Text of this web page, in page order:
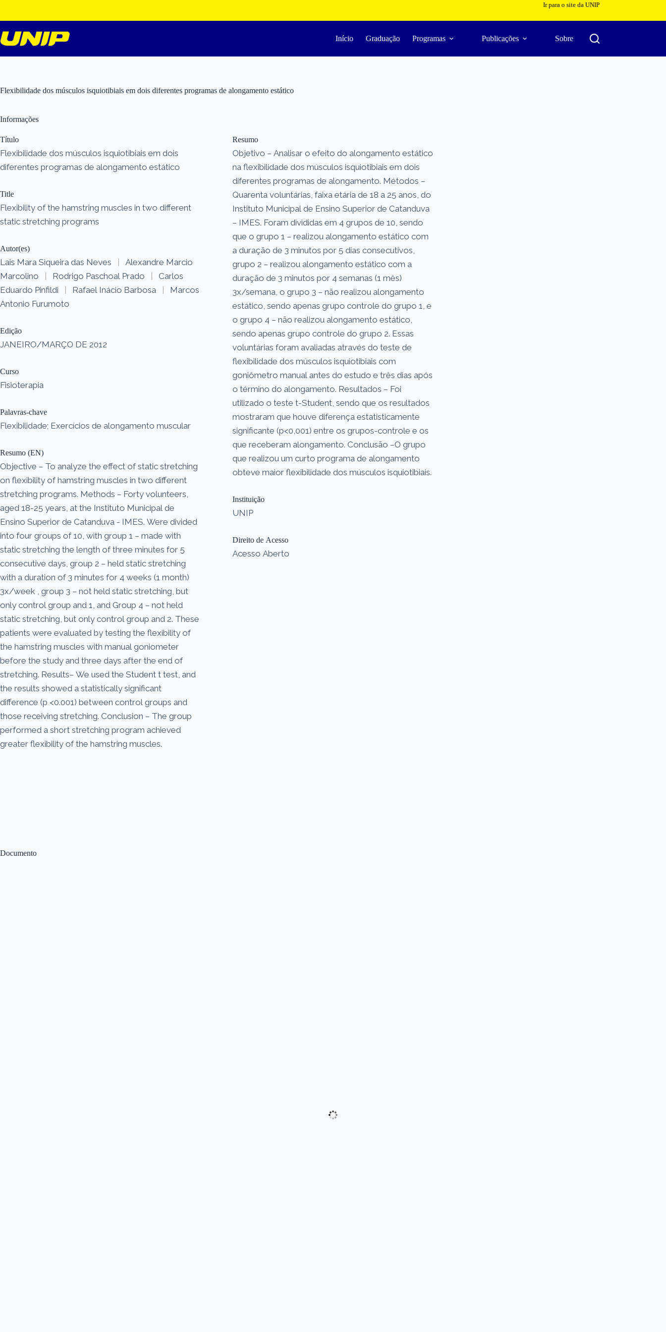
o
conteúdo
Ir para o site da UNIP
Início Graduação Programas Publicações Sobre
Flexibilidade dos músculos isquiotibiais em dois diferentes programas de alongamento estático
Documento
Informações
Título
Flexibilidade dos músculos isquiotibiais em dois
diferentes programas de alongamento estático
Title
Flexibility of the hamstring muscles in two different
static stretching programs
Autor(es)
Lais Mara Siqueira das Neves |
Alexandre Marcio
Marcolino
| Rodrigo Paschoal Prado |
Carlos
Eduardo Pinfildi
| Rafael Inácio Barbosa |
Marcos
Antonio Furumoto
Edição
JANEIRO/MARÇO DE 2012
Curso
Fisioterapia
Palavras-chave
Flexibilidade; Exercícios de alongamento muscular
Resumo (EN)
Objective – To analyze the effect of static stretching
on flexibility of hamstring muscles in two different
stretching programs. Methods – Forty volunteers,
aged 18-25 years, at the Instituto Municipal de
Ensino Superior de Catanduva - IMES. Were divided
into four groups of 10, with group 1 – made with
static stretching the length of three minutes for 5
consecutive days, group 2 – held static stretching
with a duration of 3 minutes for 4 weeks (1 month)
3x/week , group 3 – not held static stretching, but
only control group and 1, and Group 4 – not held
static stretching, but only control group and 2. These
patients were evaluated by testing the flexibility of
the hamstring muscles with manual goniometer
before the study and three days after the end of
stretching. Results– We used the Student t test, and
the results showed a statistically significant
difference (p <0.001) between control groups and
those receiving stretching. Conclusion – The group
performed a short stretching program achieved
greater flexibility of the hamstring muscles.
Resumo
Objetivo – Analisar o efeito do alongamento estático
na flexibilidade dos músculos isquiotibiais em dois
diferentes programas de alongamento. Métodos –
Quarenta voluntárias, faixa etária de 18 a 25 anos, do
Instituto Municipal de Ensino Superior de Catanduva
– IMES. Foram divididas em 4 grupos de 10, sendo
que o grupo 1 – realizou alongamento estático com
a duração de 3 minutos por 5 dias consecutivos,
grupo 2 – realizou alongamento estático com a
duração de 3 minutos por 4 semanas (1 mês)
3x/semana, o grupo 3 – não realizou alongamento
estático, sendo apenas grupo controle do grupo 1, e
o grupo 4 – não realizou alongamento estático,
sendo apenas grupo controle do grupo 2. Essas
voluntárias foram avaliadas através do teste de
flexibilidade dos músculos isquiotibiais com
goniômetro manual antes do estudo e três dias após
o término do alongamento. Resultados – Foi
utilizado o teste t-Student, sendo que os resultados
mostraram que houve diferença estatisticamente
significante (p<0,001) entre os grupos-controle e os
que receberam alongamento. Conclusão –O grupo
que realizou um curto programa de alongamento
obteve maior flexibilidade dos músculos isquiotibiais.
Instituição
UNIP
Direito de Acesso
Acesso Aberto